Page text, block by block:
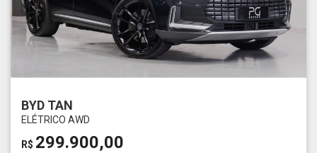
BYD TAN
ELÉTRICO AWD
R$ 299.900,00